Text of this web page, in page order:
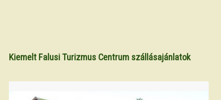
Kiemelt Falusi Turizmus Centrum szállásajánlatok